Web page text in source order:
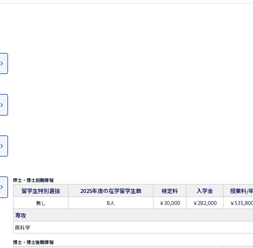
修士・博士前期課程
留学生特別選抜 2025年度の在学留学生数 検定料 入学金 授業料/
無し 8人 ￥30,000 ￥282,000 ￥
専攻
医科学
博士・博士後期課程